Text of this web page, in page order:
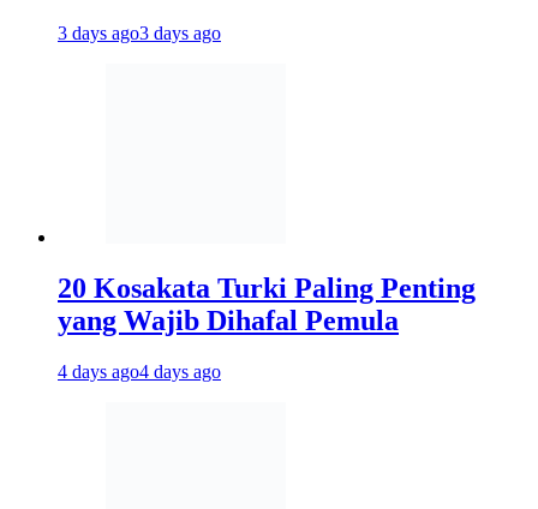
3 days ago3 days ago
20 Kosakata Turki Paling Penting
yang Wajib Dihafal Pemula
4 days ago4 days ago